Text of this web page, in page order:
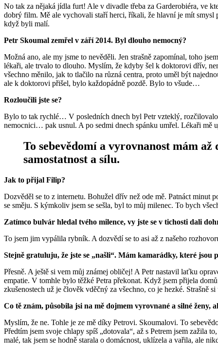
No tak za nějaká jídla furt! Ale v divadle třeba za Garderobiéra, ve
dobrý film. Mě ale vychovali staří herci, říkali, že hlavní je mít smysl
když byli malí.
Petr Skoumal zemřel v září 2014. Byl dlouho nemocný?
Možná ano, ale my jsme to nevěděli. Jen strašně zapomínal, toho
lékaři, ale trvalo to dlouho. Myslím, že kdyby šel k doktorovi dřív,
všechno měnilo, jak to tlačilo na různá centra, proto uměl být
ale k doktorovi přišel, bylo každopádně pozdě. Bylo to všude…
Rozloučili jste se?
Bylo to tak rychlé… V posledních dnech byl Petr vzteklý, rozčilovalo
nemocnici… pak usnul. A po sedmi dnech spánku umřel. Lékaři
To sebevědomí a vyrovnanost mám
samostatnost a sílu.
Jak to přijal Filip?
Dozvěděl se to z internetu. Bohužel dřív než ode mě. Patnáct minut
se směju. S kýmkoliv jsem se sešla, byl to můj milenec. To bych
Zatímco bulvár hledal tvého milence, vy jste se v tichosti dali
To jsem jim vypálila rybník. A dozvědí se to asi až z našeho
Stejně gratuluju, že jste se „našli“. Mám kamarádky, které
Přesně. A ještě si vem můj známej obličej! A Petr nastavil laťku
empatie. V tomhle bylo těžké Petra překonat. Když jsem přijela
zkušenostech už je člověk vděčný za všechno, co je hezké. Strašně
Co tě znám, působila jsi na mě dojmem vyrovnané a silné
Myslím, že ne. Tohle je ze mě díky Petrovi. Skoumalovi. To
Předtím jsem svoje chlapy spíš „dotovala“, až s Petrem jsem
malé, tak jsem se hodně starala o domácnost, uklízela a vařila, ale